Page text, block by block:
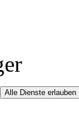
Alle Dienste erlauben